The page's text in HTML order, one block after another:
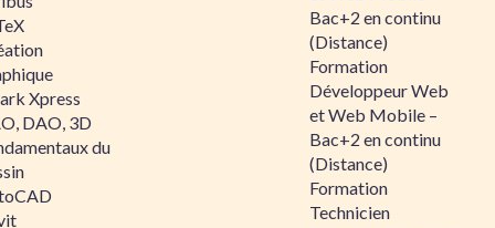
Xpress
DAO, 3D
du
Bac+2 en continu
(Distance)
Formation
Développeur Web
et Web Mobile –
Bac+2 en continu
(Distance)
Formation
Technicien